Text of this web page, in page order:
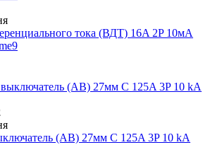
тока (ВДТ) 16A 2P 10мА
(АВ) 27мм C 125A 3P 10 kA